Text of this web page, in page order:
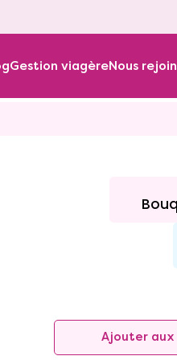
Gestion viagèreNous
Ajouter aux